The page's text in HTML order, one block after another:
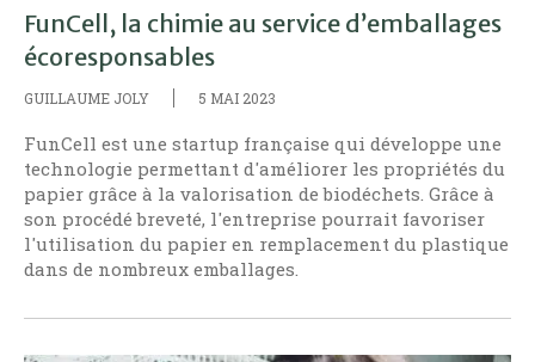
FunCell, la chimie au service d’emballages
écoresponsables
GUILLAUME JOLY 5 MAI 2023
FunCell est une startup française qui développe une
technologie permettant d'améliorer les propriétés du
papier grâce à la valorisation de biodéchets. Grâce à
son procédé breveté, l'entreprise pourrait favoriser
l'utilisation du papier en remplacement du plastique
dans de nombreux emballages.